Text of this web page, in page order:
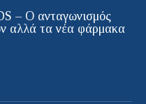
– Ο ανταγωνισμός
αλλά τα νέα φάρμακα